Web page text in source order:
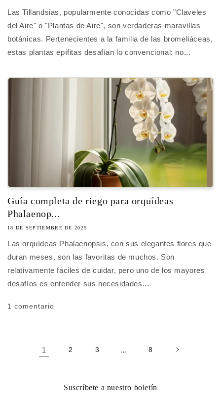
Las Tillandsias, popularmente conocidas como "Claveles
del Aire" o "Plantas de Aire", son verdaderas maravillas
botánicas. Pertenecientes a la familia de las bromeliáceas,
estas plantas epífitas desafían lo convencional: no...
Guía completa de riego para orquídeas
Phalaenop...
18 DE SEPTIEMBRE DE 2025
Las orquídeas Phalaenopsis, con sus elegantes flores que
duran meses, son las favoritas de muchos. Son
relativamente fáciles de cuidar, pero uno de los mayores
desafíos es entender sus necesidades...
1 comentario
1 2 3 … 8
Suscríbete a nuestro boletín